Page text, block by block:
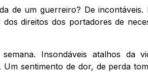
de um guerreiro? De
direitos dos portadores de
Insondáveis atalhos da
Um sentimento de dor, de perda